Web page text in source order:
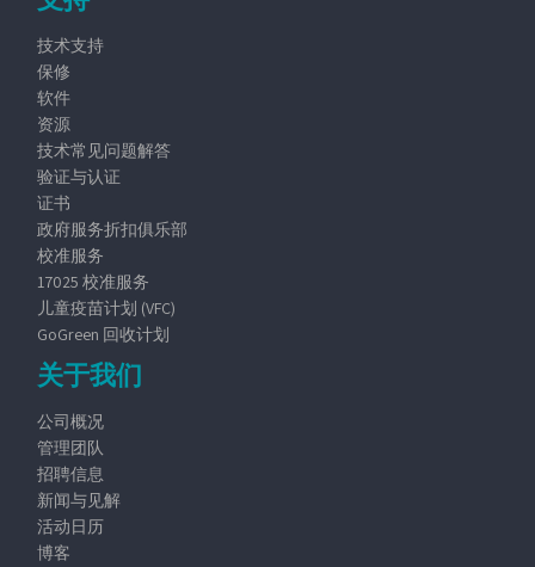
技术支持
保修
软件
资源
技术常见问题解答
验证与认证
证书
政府服务折扣俱乐部
校准服务
17025 校准服务
儿童疫苗计划 (VFC)
GoGreen 回收计划
关于我们
公司概况
管理团队
招聘信息
新闻与见解
活动日历
博客